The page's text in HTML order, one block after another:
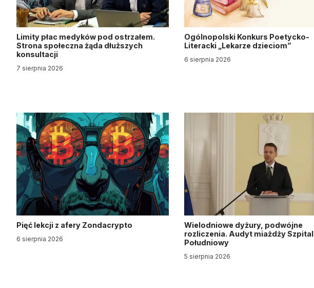
Limity płac medyków pod ostrzałem.
Strona społeczna żąda dłuższych
konsultacji
7 sierpnia 2026
Ogólnopolski Konkurs Poetycko-
Literacki „Lekarze dzieciom”
6 sierpnia 2026
Pięć lekcji z afery Zondacrypto
6 sierpnia 2026
Wielodniowe dyżury, podwójne
rozliczenia. Audyt miażdży Szpital
Południowy
5 sierpnia 2026